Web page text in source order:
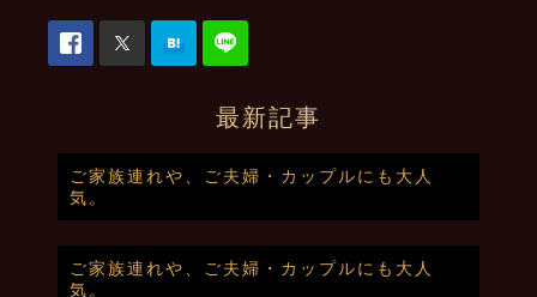
最新記事
ご家族連れや、ご夫婦・カップルにも大人
気。
ご家族連れや、ご夫婦・カップルにも大人
気。